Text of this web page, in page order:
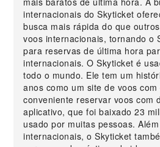
internacionais do Skyticket
busca mais rápida do que
voos internacionais, tornando o
para reservas de última hora
internacionais. O Skyticket é
todo o mundo. Ele tem um
anos como um site de voos
conveniente reservar voos com
aplicativo, que foi baixado 23
usado por muitas pessoas.
internacionais, o Skyticket